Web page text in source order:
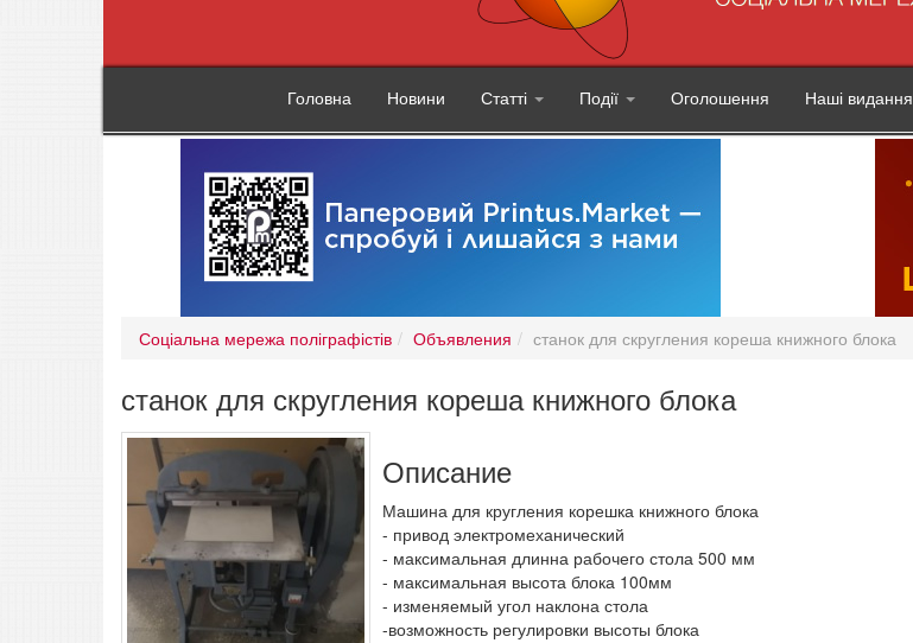
Головна Новини Статті Події Оголошення Наші видання
Соціальна мережа поліграфістів Объявления станок для скругления кореша книжного блока
станок для скругления кореша книжного блока
Описание
Машина для кругления корешка книжного блока
- привод электромеханический
- максимальная длинна рабочего стола 500 мм
- максимальная высота блока 100мм
- изменяемый угол наклона стола
-возможность регулировки высоты блока